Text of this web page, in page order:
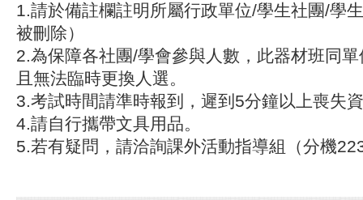
1.請於備註欄註明所屬行政單位/學生社團/學
被刪除）
2.為保障各社團/學會參與人數，此器材班同
且無法臨時更換人選。
3.考試時間請準時報到，遲到5分鐘以上喪失
4.請自行攜帶文具用品。
5.若有疑問，請洽詢課外活動指導組（分機